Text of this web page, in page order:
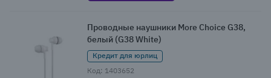
Проводные наушники More Choice G38,
белый (G38 White)
Кредит для юрлиц
Код: 1403652